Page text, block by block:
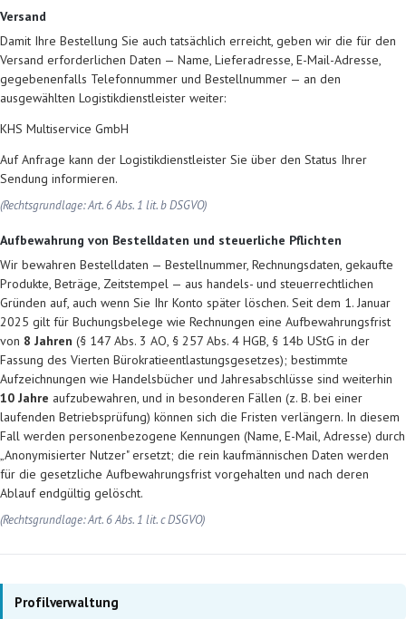
Versand
Damit Ihre Bestellung Sie auch tatsächlich erreicht, geben wir die für den
Versand erforderlichen Daten — Name, Lieferadresse, E-Mail-Adresse,
gegebenenfalls Telefonnummer und Bestellnummer — an den
ausgewählten Logistikdienstleister weiter:
KHS Multiservice GmbH
Auf Anfrage kann der Logistikdienstleister Sie über den Status Ihrer
Sendung informieren.
(Rechtsgrundlage: Art. 6 Abs. 1 lit. b DSGVO)
Aufbewahrung von Bestelldaten und steuerliche Pflichten
Wir bewahren Bestelldaten — Bestellnummer, Rechnungsdaten, gekaufte
Produkte, Beträge, Zeitstempel — aus handels- und steuerrechtlichen
Gründen auf, auch wenn Sie Ihr Konto später löschen. Seit dem 1. Januar
2025 gilt für Buchungsbelege wie Rechnungen eine Aufbewahrungsfrist
von 8 Jahren (§ 147 Abs. 3 AO, § 257 Abs. 4 HGB, § 14b UStG in der
Fassung des Vierten Bürokratieentlastungsgesetzes); bestimmte
Aufzeichnungen wie Handelsbücher und Jahresabschlüsse sind weiterhin
10 Jahre aufzubewahren, und in besonderen Fällen (z. B. bei einer
laufenden Betriebsprüfung) können sich die Fristen verlängern. In diesem
Fall werden personenbezogene Kennungen (Name, E-Mail, Adresse) durch
„Anonymisierter Nutzer" ersetzt; die rein kaufmännischen Daten werden
für die gesetzliche Aufbewahrungsfrist vorgehalten und nach deren
Ablauf endgültig gelöscht.
(Rechtsgrundlage: Art. 6 Abs. 1 lit. c DSGVO)
Profilverwaltung